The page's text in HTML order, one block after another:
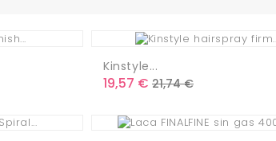
Kinstyle...
Precio
19,57 € Precio
21,74 €